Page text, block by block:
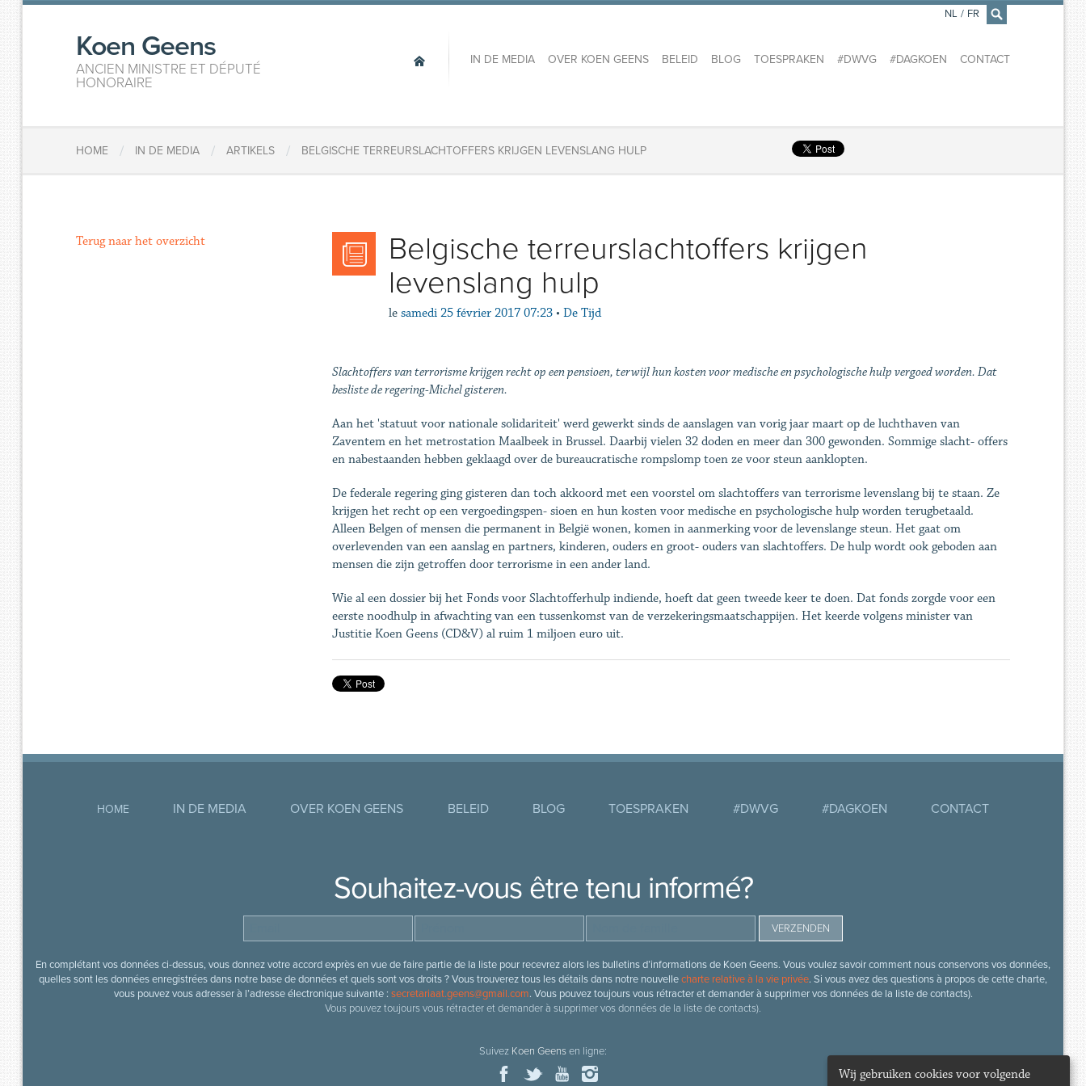
×
Koen Geens
ANCIEN MINISTRE ET DÉPUTÉ
HONORAIRE
IN DE MEDIA OVER KOEN GEENS BELEID BLOG TOESPRAKEN #DWVG #DAGKOEN CONTACT
NL / FR
HOME / IN DE MEDIA / ARTIKELS / BELGISCHE TERREURSLACHTOFFERS KRIJGEN LEVENSLANG HULP
Belgische terreurslachtoffers krijgen
levenslang hulp
le samedi 25 février 2017 07:23 • De Tijd
Slachtoffers van terrorisme krijgen recht op een pensioen, terwijl hun kosten voor medische en psychologische hulp vergoed worden. Dat
besliste de regering-Michel gisteren.
Aan het 'statuut voor nationale solidariteit' werd gewerkt sinds de aanslagen van vorig jaar maart op de luchthaven van
Zaventem en het metrostation Maalbeek in Brussel. Daarbij vielen 32 doden en meer dan 300 gewonden. Sommige slacht- offers
en nabestaanden hebben geklaagd over de bureaucratische rompslomp toen ze voor steun aanklopten.
De federale regering ging gisteren dan toch akkoord met een voorstel om slachtoffers van terrorisme levenslang bij te staan. Ze
krijgen het recht op een vergoedingspen- sioen en hun kosten voor medische en psychologische hulp worden terugbetaald.
Alleen Belgen of mensen die permanent in België wonen, komen in aanmerking voor de levenslange steun. Het gaat om
overlevenden van een aanslag en partners, kinderen, ouders en groot- ouders van slachtoffers. De hulp wordt ook geboden aan
mensen die zijn getroffen door terrorisme in een ander land.
Wie al een dossier bij het Fonds voor Slachtofferhulp indiende, hoeft dat geen tweede keer te doen. Dat fonds zorgde voor een
eerste noodhulp in afwachting van een tussenkomst van de verzekeringsmaatschappijen. Het keerde volgens minister van
Justitie Koen Geens (CD&V) al ruim 1 miljoen euro uit.
Terug naar het overzicht
HOME IN DE MEDIA OVER KOEN GEENS BELEID BLOG TOESPRAKEN #DWVG #DAGKOEN CONTACT
Souhaitez-vous être tenu informé?
En complétant vos données ci-dessus, vous donnez votre accord exprès en vue de faire partie de la liste pour recevrez alors les bulletins d’informations de Koen Geens. Vous voulez savoir comment nous conservons vos données,
quelles sont les données enregistrées dans notre base de données et quels sont vos droits ? Vous trouverez tous les détails dans notre nouvellecharte relative à la vie privée. Si vous avez des questions à propos de cette charte,
vous pouvez vous adresser à l’adresse électronique suivante : secretariaat.geens@gmail.com. Vous pouvez toujours vous rétracter et demander à supprimer vos données de la liste de contacts).
Vous pouvez toujours vous rétracter et demander à supprimer vos données de la liste de contacts).
Suivez Koen Geensen ligne:
Wij gebruiken cookies voor volgende